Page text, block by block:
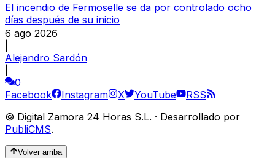
El incendio de Fermoselle se da por controlado ocho
días después de su inicio
6 ago 2026
Alejandro Sardón
0
Facebook
Instagram X YouTube
RSS
© Digital Zamora 24 Horas S.L. · Desarrollado por
PubliCMS.
Volver arriba